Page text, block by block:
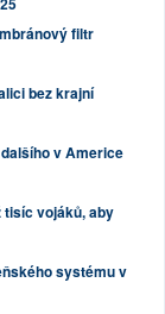
filtr
bez krajní
v Americe
vojáků, aby
systému v